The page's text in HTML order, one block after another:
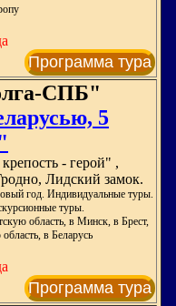
Программа тура
СПБ"
5
- герой" ,
Лидский замок.
год. Индивидуальные туры.
туры.
область, в Минск, в Брест,
в Беларусь
Программа тура